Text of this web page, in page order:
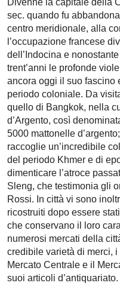
Divenne la capitale della
sec. quando fu
centro meridionale, alla
l’occupazione francese
dell’Indocina e
trent’anni le profonde
ancora oggi il suo fascino
periodo coloniale. Da
quello di Bangkok, nella
d’Argento, così
5000 mattonelle
raccoglie un’incredibile
del periodo Khmer e di
dimenticare l’atroce
Sleng, che testimonia gli
Rossi. In città vi sono
ricostruiti dopo essere
che conservano il loro
numerosi mercati della
credibile varietà di merci,
Mercato Centrale e il
suoi articoli d’antiquariato.